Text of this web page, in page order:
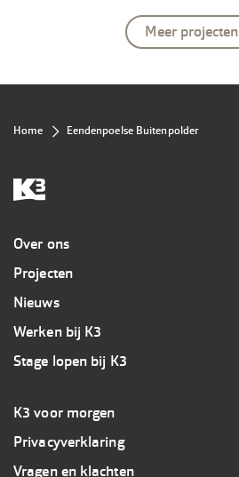
Meer projecten
Kruimelpad
Home Eendenpoelse Buitenpolder
Overig
Over ons
Projecten
Nieuws
Werken bij K3
Stage lopen bij K3
Footer
3
K3
K3 voor morgen
Privacyverklaring
Vragen en klachten